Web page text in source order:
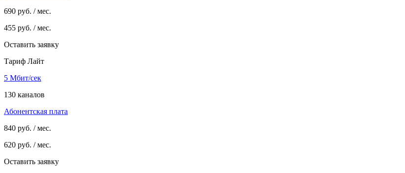
690 руб. / мес.
455 руб. / мес.
Оставить заявку
Тариф Лайт
5 Мбит/сек
130 каналов
Абонентская плата
840 руб. / мес.
620 руб. / мес.
Оставить заявку